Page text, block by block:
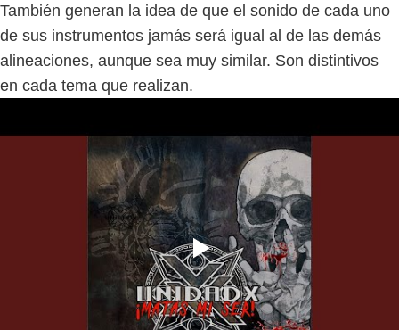
También generan la idea de que el sonido de cada uno
de sus instrumentos jamás será igual al de las demás
alineaciones, aunque sea muy similar. Son distintivos
en cada tema que realizan.